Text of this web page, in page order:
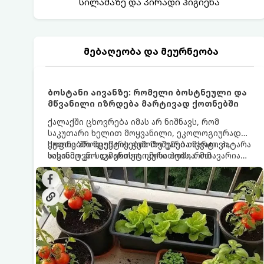
მებაღეობა და მეურნეობა
ბოსტანი აივანზე: რომელი ბოსტნეული და
მწვანილი იზრდება მარტივად ქოთნებში
ქალაქში ცხოვრება იმას არ ნიშნავს, რომ
საკუთარი ხელით მოყვანილი, ეკოლოგიურად
სუფთა პროდუქტის გემოზე უარი თქვათ. პატარა
აივანიც კი საკმარისია იმისათვის, რომ
მოიწყოთ მინი-ბოსტანი, საიდანაც
ყოველდღიურად ახალ, არომატულ მწვანილსა
და ბოსტნეულს მოკრეფთ.
ქოთნებში მცენარეების მოშენება მარტივი,
სასიამოვნო და ესთეტიკური ჰობია. მთავარია
იცოდეთ, რომელი კულტურები ეგუებიან
ქოთნის პირობებს ყველაზე კარგად და როგორ
მოუაროთ მათ სწორად.